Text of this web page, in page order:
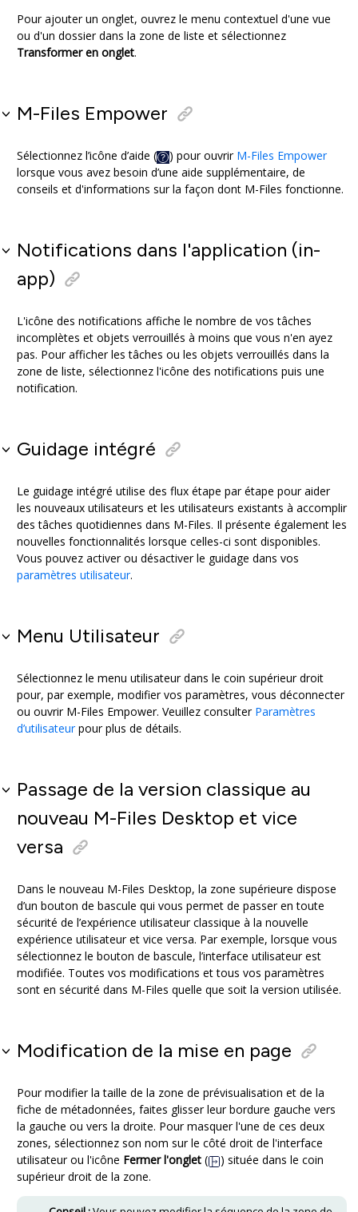
Pour ajouter un onglet, ouvrez le menu contextuel d'une vue
ou d'un dossier dans la zone de liste et sélectionnez
Transformer en onglet.
M-Files Empower
Sélectionnez l’icône d’aide ( ) pour ouvrir M-Files Empower
lorsque vous avez besoin d’une aide supplémentaire, de
conseils et d'informations sur la façon dont M-Files fonctionne.
Notifications dans l'application (in-
app)
L'icône des notifications affiche le nombre de vos tâches
incomplètes et objets verrouillés à moins que vous n'en ayez
pas. Pour afficher les tâches ou les objets verrouillés dans la
zone de liste, sélectionnez l'icône des notifications puis une
notification.
Guidage intégré
Le guidage intégré utilise des flux étape par étape pour aider
les nouveaux utilisateurs et les utilisateurs existants à accomplir
des tâches quotidiennes dans M-Files. Il présente également les
nouvelles fonctionnalités lorsque celles-ci sont disponibles.
Vous pouvez activer ou désactiver le guidage dans vos
paramètres utilisateur.
Menu Utilisateur
Sélectionnez le menu utilisateur dans le coin supérieur droit
pour, par exemple, modifier vos paramètres, vous déconnecter
ou ouvrir M-Files Empower. Veuillez consulter Paramètres
d’utilisateurpour plus de détails.
Passage de la version classique au
nouveau M-Files Desktop et vice
versa
Dans le nouveau M-Files Desktop, la zone supérieure dispose
d’un bouton de bascule qui vous permet de passer en toute
sécurité de l’expérience utilisateur classique à la nouvelle
expérience utilisateur et vice versa. Par exemple, lorsque vous
sélectionnez le bouton de bascule, l’interface utilisateur est
modifiée. Toutes vos modifications et tous vos paramètres
sont en sécurité dans M-Files quelle que soit la version utilisée.
Modification de la mise en page
Pour modifier la taille de la zone de prévisualisation et de la
fiche de métadonnées, faites glisser leur bordure gauche vers
la gauche ou vers la droite. Pour masquer l'une de ces deux
zones, sélectionnez son nom sur le côté droit de l'interface
utilisateur ou l'icône Fermer l'onglet (
) située dans le coin
supérieur droit de la zone.